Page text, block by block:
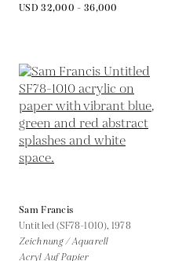
USD 32,000 - 36,000
Sam Francis
Untitled (SF78-1010),1978
Zeichnung / Aquarell
Acryl Auf Papier